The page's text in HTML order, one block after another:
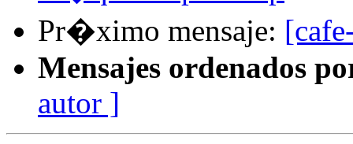
Pr�ximo mensaje:
Mensajes ordenados
autor ]